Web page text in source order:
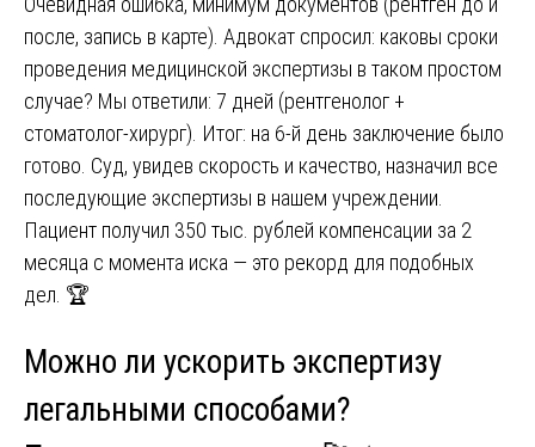
после, запись в карте). Адвокат спросил: каковы сроки
проведения медицинской экспертизы в таком простом
случае? Мы ответили: 7 дней (рентгенолог +
стоматолог-хирург). Итог: на 6-й день заключение было
готово. Суд, увидев скорость и качество, назначил все
последующие экспертизы в нашем учреждении.
Пациент получил 350 тыс. рублей компенсации за 2
месяца с момента иска — это рекорд для подобных
дел. 🏆
Можно ли ускорить экспертизу
легальными способами?